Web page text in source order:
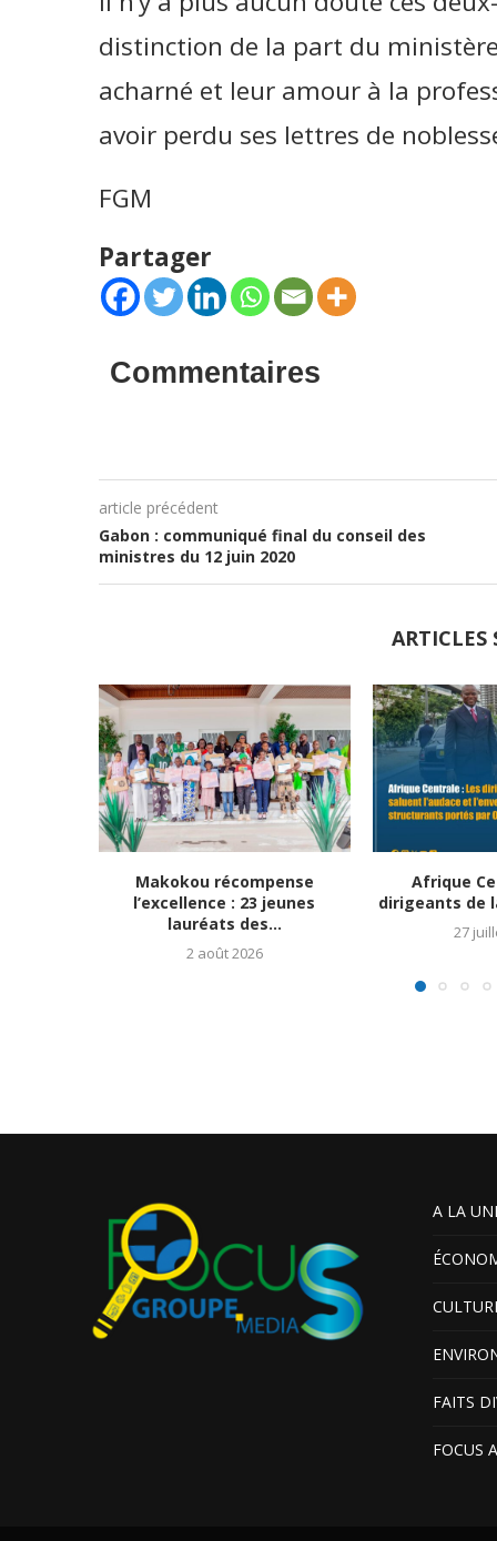
distinction de la part du
acharné et leur amour à la
avoir perdu ses lettres de
FGM
Partager
Commentaires
article précédent
Gabon : communiqué final du conseil des
ministres du 12 juin 2020
ARTICLES
Makokou récompense
l’excellence : 23 jeunes
lauréats des...
2 août 2026
Afrique
dirigeants de
27
A LA
FAITS
FOCUS